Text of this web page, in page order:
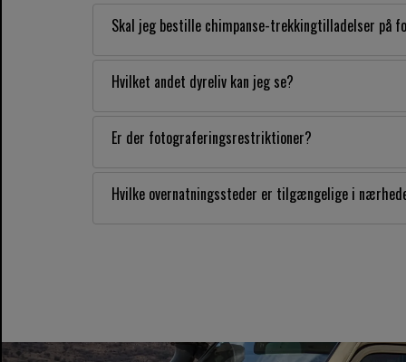
Skal jeg bestille chimpanse-trekkingtilladelser på
Hvilket andet dyreliv kan jeg se?
Er der fotograferingsrestriktioner?
Hvilke overnatningssteder er tilgængelige i